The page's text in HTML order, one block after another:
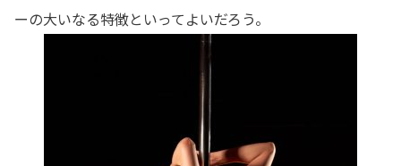
ーの大いなる特徴といってよいだろう。